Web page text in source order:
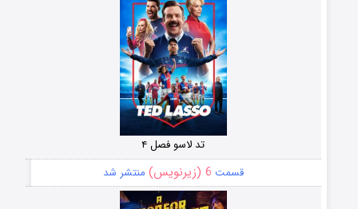
تد لاسو فصل ۴
منتشر شد